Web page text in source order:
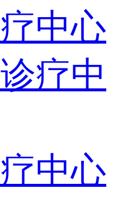
中心
疗中
中心